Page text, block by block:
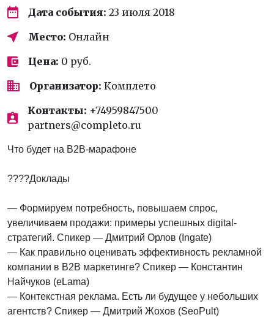
Дата события: 23 июля 2018
Место: Онлайн
Цена: 0 руб.
Организатор: Комплето
Контакты: +74959847500
partners@completo.ru
Что будет на B2B-марафоне
????Доклады
— Формируем потребность, повышаем спрос,
увеличиваем продажи: примеры успешных digital-
стратегий. Спикер — Дмитрий Орлов (Ingate)
— Как правильно оценивать эффективность рекламной
компании в B2B маркетинге? Спикер — Константин
Найчуков (eLama)
— Контекстная реклама. Есть ли будущее у небольших
агентств? Спикер — Дмитрий Жохов (SeoPult)